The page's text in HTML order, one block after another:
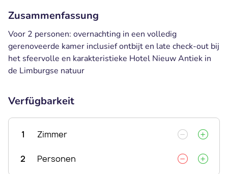
Zusammenfassung
Voor 2 personen: overnachting in een volledig
gerenoveerde kamer inclusief ontbijt en late check-out bij
het sfeervolle en karakteristieke Hotel Nieuw Antiek in
de Limburgse natuur
Verfügbarkeit
1 Zimmer
2 Personen